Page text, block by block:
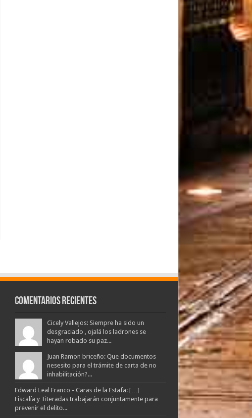
Comentarios Recientes
Cicely Vallejos: Siempre ha sido un
desgraciado , ojalá los ladrones se
hayan robado su paz...
Juan Ramon briceño: Que documentos
nesesito para el trámite de carta de no
inhabilitación?...
Edward Leal Franco - Caras de la Estafa: […]
Fiscalía y Titeradas trabajarán conjuntamente para
prevenir el delito...